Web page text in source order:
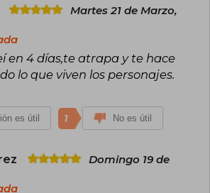
Martes 21 de Marzo,
en 4 días,te atrapa y te hace
lo que viven los personajes.
es útil 1 No es útil
Domingo 19 de